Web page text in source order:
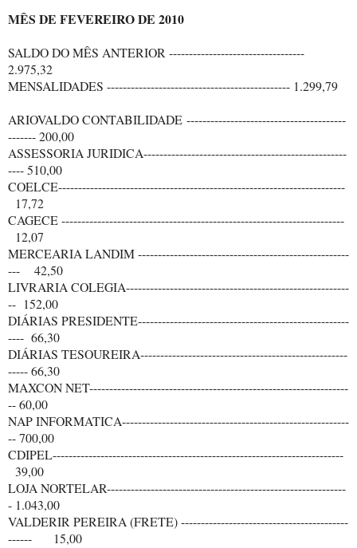
MÊS DE FEVEREIRO DE 2010
SALDO DO MÊS ANTERIOR ----------------------------------
2.975,32
MENSALIDADES ---------------------------------------------- 1.299,79
ARIOVALDO CONTABILIDADE ----------------------------------------
------- 200,00
ASSESSORIA JURIDICA---------------------------------------------------
---- 510,00
COELCE------------------------------------------------------------------------
17,72
CAGECE -----------------------------------------------------------------------
12,07
MERCEARIA LANDIM -----------------------------------------------------
--- 42,50
LIVRARIA COLEGIA--------------------------------------------------------
-- 152,00
DIÁRIAS PRESIDENTE-----------------------------------------------------
---- 66,30
DIÁRIAS TESOUREIRA----------------------------------------------------
----- 66,30
MAXCON NET-----------------------------------------------------------------
-- 60,00
NAP INFORMATICA---------------------------------------------------------
-- 700,00
CDIPEL-------------------------------------------------------------------------
39,00
LOJA NORTELAR------------------------------------------------------------
- 1.043,00
VALDERIR PEREIRA (FRETE) ------------------------------------------
------ 15,00